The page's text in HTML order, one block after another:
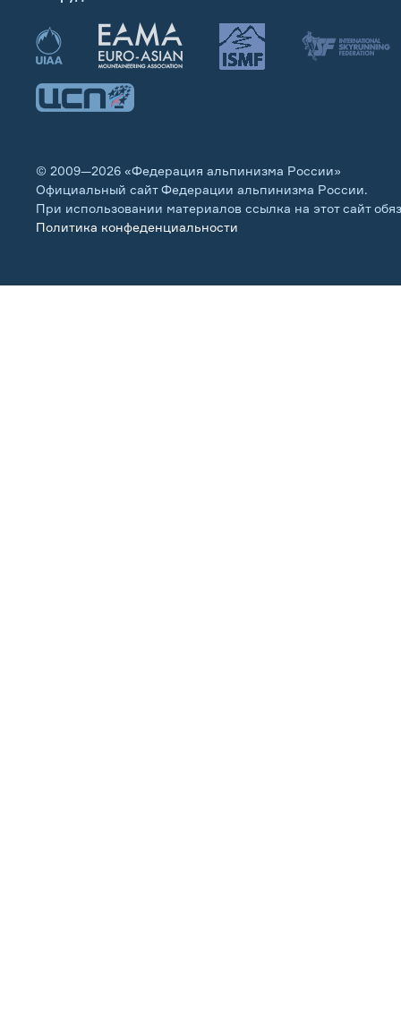
© 2009—2026 «Федерация альпинизма России»
Официальный сайт Федерации альпинизма России.
При использовании материалов ссылка на этот сайт
Политика конфеденциальности